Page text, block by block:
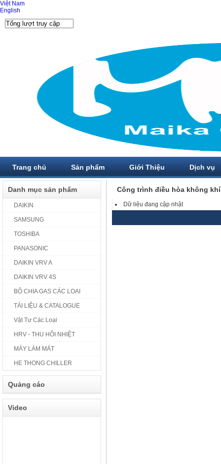
Việt Nam
English
Trang chủ Sản phẩm Giới Thiệu Dịch vụ
Danh mục sản phẩm
DAIKIN
SAMSUNG
TOSHIBA
PANASONIC
DAIKIN VRV A
DAIKIN VRV 4S
BỘ CHIA GAS CÁC LOẠI
TÀI LIỆU & CATALOGUE
Vật Tư Các Loại
HRV - THU HỒI NHIỆT
MÁY LÀM MÁT
HE THONG CHILLER
Quảng cáo
Video
Công trình điều hòa không
Dữ liệu đang cập nhật